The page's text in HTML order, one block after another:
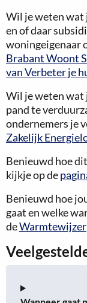
Wil je weten wat
en of daar
woningeigenaar
Brabant Woont
van Verbeter je
Wil je weten wat
pand te
ondernemers je
Zakelijk
Benieuwd hoe
kijkje op de
Benieuwd hoe
gaat en welke
deWarmtewijzer